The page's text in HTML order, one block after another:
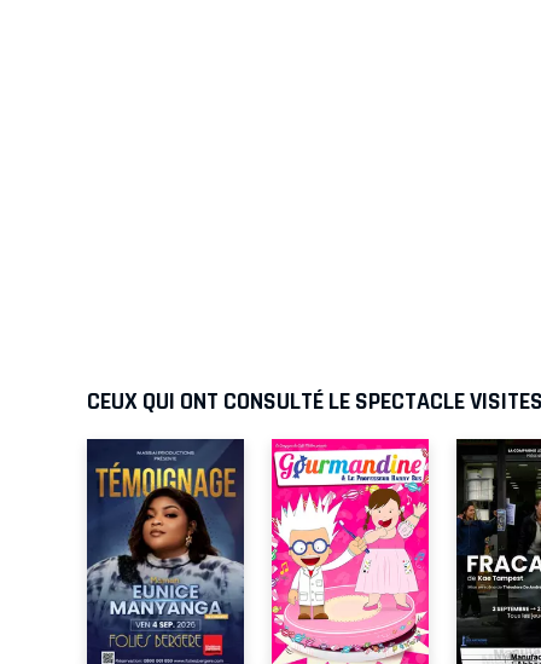
CEUX QUI ONT CONSULTÉ LE SPECTACLE